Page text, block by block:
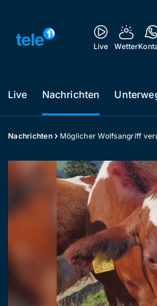
Live Wetter
Live Nachrichten
Nachrichten Möglicher Wolfsangriff